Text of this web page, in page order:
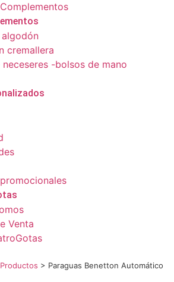
algodón
cremallera
neceseres -bolsos de mano
Venta
Productos > Paraguas Benetton Automático